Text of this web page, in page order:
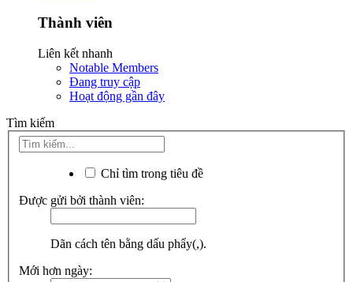
Thành viên
Liên kết nhanh
Notable Members
Đang truy cập
Hoạt động gần đây
Tìm kiếm
Chỉ tìm trong tiêu đề
Được gửi bởi thành viên:
Dãn cách tên bằng dấu phẩy(,).
Mới hơn ngày: